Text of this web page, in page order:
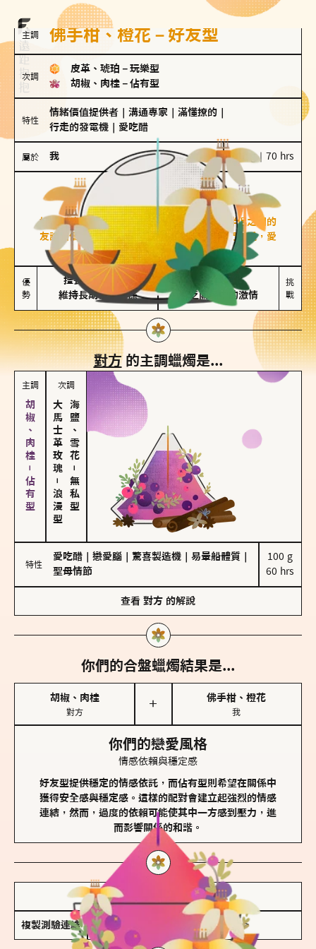
主調 佛手柑、橙花－好友型
次調
皮革、琥珀 － 玩樂型
胡椒、肉桂 － 佔有型
特性
情緒價值提供者 溝通專家 滿懂撩的
行走的發電機
愛吃醋
屬於 我 100 g｜70 hrs
好友型
佛手柑、橙花
好友型的人喜歡分享生活中的點滴，重視與伴侶之間的
友誼和信任，穩定感是重要的關鍵詞。對他們來說，愛
情是心靈深處的共鳴和理解。
優
勢
擅長聆聽與溝通
維持長期穩定關係
不喜歡變化
缺乏關係中的激情
挑
戰
對方的主調蠟燭是...
主調
胡椒、肉桂－佔有型
次調
大馬士革玫瑰
－
浪漫型
海鹽、雪花
－
無私型
特性
愛吃醋 戀愛腦 驚喜製造機 易暈船體質
聖母情節
100 g
60 hrs
查看 對方 的解說
你們的合盤蠟燭結果是...
胡椒、肉桂
對方
＋
佛手柑、橙花
我
你們的戀愛風格
情感依賴與穩定感
好友型提供穩定的情感依託，而佔有型則希望在關係中
獲得安全感與穩定感。這樣的配對會建立起強烈的情感
連結，然而，過度的依賴可能使其中一方感到壓力，進
而影響關係的和諧。
儲存我的結果圖
複製測驗連結 查看香氛類型全解析 >>>